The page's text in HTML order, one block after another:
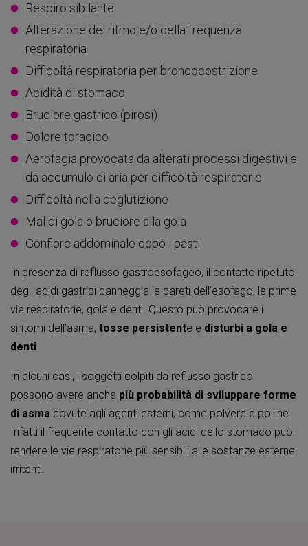
Respiro sibilante
Alterazione del ritmo e/o della frequenza
respiratoria
Difficoltà respiratoria per broncocostrizione
Acidità di stomaco
Bruciore gastrico (pirosi)
Dolore toracico
Aerofagia provocata da alterati processi digestivi e
da accumulo di aria per difficoltà respiratorie
Difficoltà nella deglutizione
Mal di gola o bruciore alla gola
Gonfiore addominale dopo i pasti
In presenza di reflusso gastroesofageo, il contatto ripetuto
degli acidi gastrici danneggia le pareti dell’esofago, le prime
vie respiratorie, gola e denti. Questo può provocare i
sintomi dell’asma, tosse persistente e disturbi a gola e
denti.
In alcuni casi, i soggetti colpiti da reflusso gastrico
possono avere anche più probabilità di sviluppare forme
di asma dovute agli agenti esterni, come polvere e polline.
Infatti il frequente contatto con gli acidi dello stomaco può
rendere le vie respiratorie più sensibili alle sostanze esterne
irritanti.